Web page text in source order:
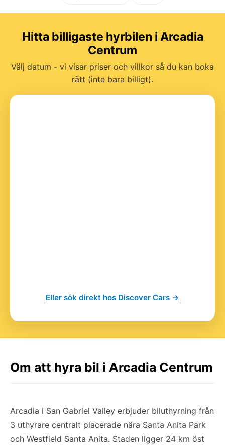
Hitta billigaste hyrbilen i Arcadia
Centrum
Välj datum - vi visar priser och villkor så du kan boka
rätt (inte bara billigt).
Eller sök direkt hos Discover Cars →
Om att hyra bil i Arcadia Centrum
Arcadia i San Gabriel Valley erbjuder biluthyrning från
3 uthyrare centralt placerade nära Santa Anita Park
och Westfield Santa Anita. Staden ligger 24 km öst